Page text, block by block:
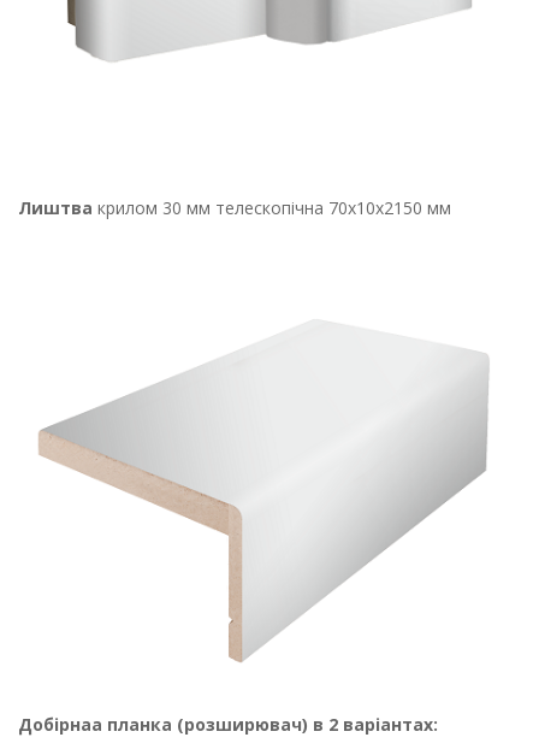
Лиштва крилом 30 мм телескопічна 70х10х2150 мм
Добірнаа планка (розширювач) в 2 варіантах: